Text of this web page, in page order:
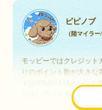
ピピノブ
（陸マイラー
モッピーではクレジット
りのポイント数が大き
交換しています。この
行や海外旅行を実現し